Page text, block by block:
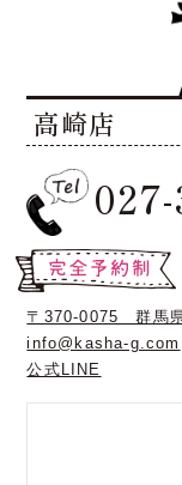
高崎店
〒370-0075 群馬
info@kasha-g.com
公式LINE